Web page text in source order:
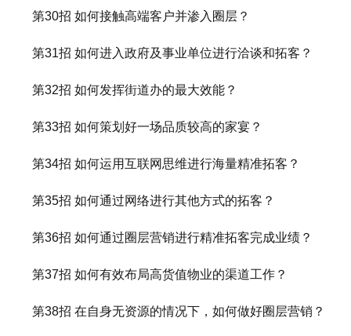
第30招 如何接触高端客户并渗入圈层？
第31招 如何进入政府及事业单位进行洽谈和拓客？
第32招 如何发挥街道办的最大效能？
第33招 如何策划好一场品质较高的家宴？
第34招 如何运用互联网思维进行海量精准拓客？
第35招 如何通过网络进行其他方式的拓客？
第36招 如何通过圈层营销进行精准拓客完成业绩？
第37招 如何有效布局高货值物业的渠道工作？
第38招 在自身无资源的情况下，如何做好圈层营销？